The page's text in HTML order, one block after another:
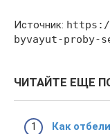
Источник:
byvayut-proby-
ЧИТАЙТЕ ЕЩЕ
Как